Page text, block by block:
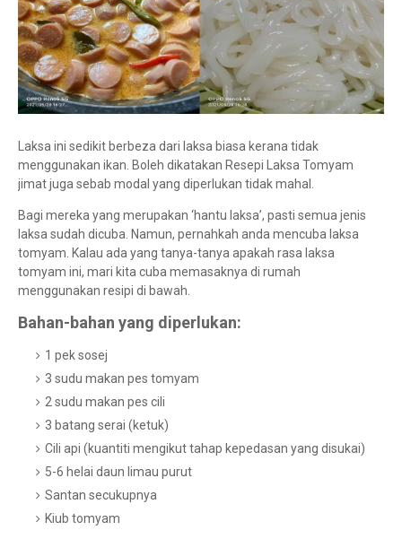
Laksa ini sedikit berbeza dari laksa biasa kerana tidak
menggunakan ikan. Boleh dikatakan Resepi Laksa Tomyam
jimat juga sebab modal yang diperlukan tidak mahal.
Bagi mereka yang merupakan ‘hantu laksa’, pasti semua jenis
laksa sudah dicuba. Namun, pernahkah anda mencuba laksa
tomyam. Kalau ada yang tanya-tanya apakah rasa laksa
tomyam ini, mari kita cuba memasaknya di rumah
menggunakan resipi di bawah.
Bahan-bahan yang diperlukan:
1 pek sosej
3 sudu makan pes tomyam
2 sudu makan pes cili
3 batang serai (ketuk)
Cili api (kuantiti mengikut tahap kepedasan yang disukai)
5-6 helai daun limau purut
Santan secukupnya
Kiub tomyam